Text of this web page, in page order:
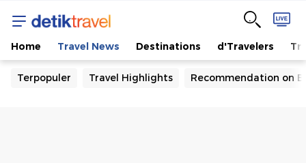
Home Travel News Destinations d'Travelers
Terpopuler Travel Highlights Recommendation on